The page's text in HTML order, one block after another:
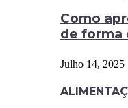
Como
de forma
Julho 14, 2025